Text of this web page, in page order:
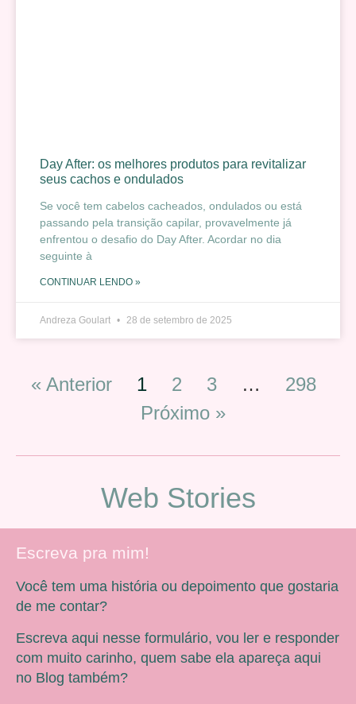
Day After: os melhores produtos para revitalizar
seus cachos e ondulados
Se você tem cabelos cacheados, ondulados ou está
passando pela transição capilar, provavelmente já
enfrentou o desafio do Day After. Acordar no dia
seguinte à
CONTINUAR LENDO »
Andreza Goulart 28 de setembro de 2025
« Anterior 1 2 3 …
298
Próximo »
Web Stories
Escreva pra mim!
Você tem uma história ou depoimento que gostaria
de me contar?
Escreva aqui nesse formulário, vou ler e responder
com muito carinho, quem sabe ela apareça aqui
no Blog também?